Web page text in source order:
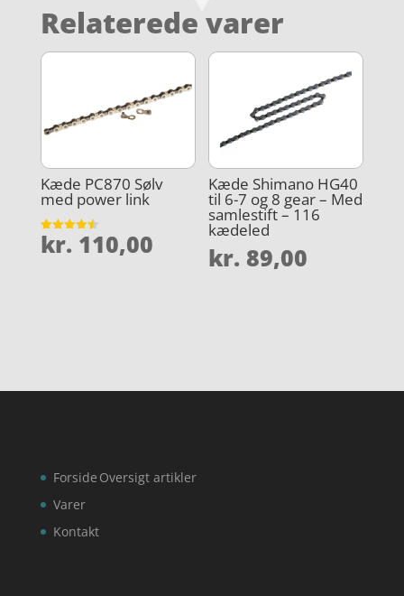
Relaterede varer
Kæde PC870 Sølv
med power link
Vurderet
4.5
kr. 110,00
Kæde Shimano HG40
til 6-7 og 8 gear – Med
samlestift – 116
kædeled
kr. 89,00
Forside
Varer
Kontakt
Oversigt artikler